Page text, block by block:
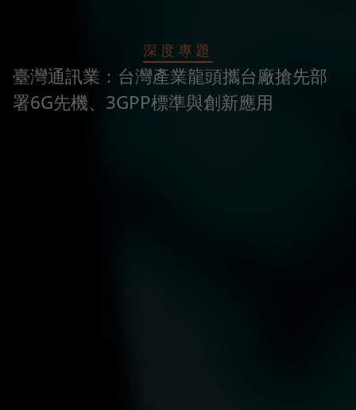
深度專題
臺灣通訊業：台灣產業龍頭攜台廠搶先部
署6G先機、3GPP標準與創新應用